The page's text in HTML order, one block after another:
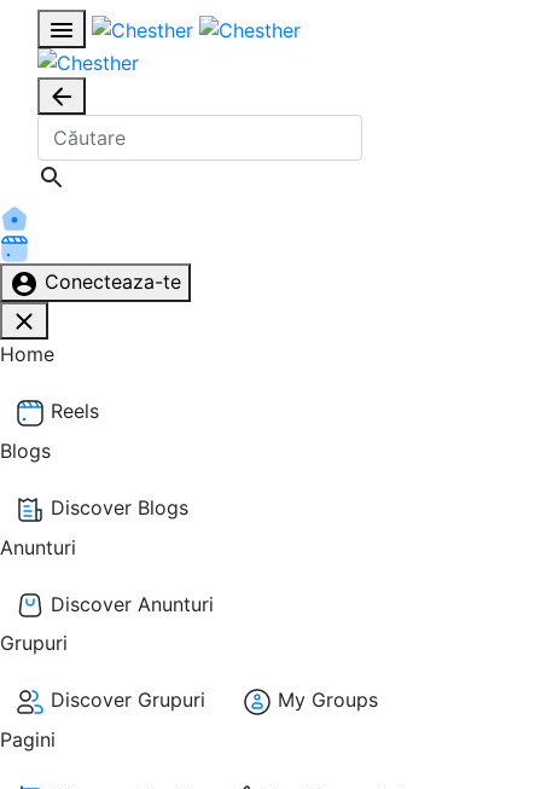
Conecteaza-te
Home
Reels
Blogs
Discover Blogs
Anunturi
Discover Anunturi
Grupuri
Discover Grupuri
My Groups
Pagini